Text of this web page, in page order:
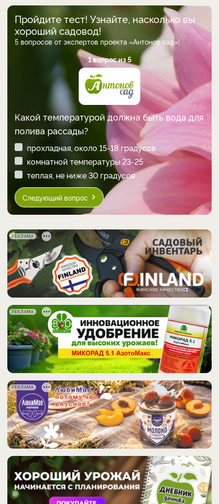
Пройдите тест! Узнайте, насколько вы
хороший садовод!
5 вопросов от экспертов проекта «Антонов сад»!
1 вопрос из 5
Какой температурой должна быть вода для
полива рассады?
прохладная, около 15-18 градусов
комнатной температуры 23-25
теплая, не ниже 30 градусов
Следующий вопрос
РЕКЛАМА
РЕКЛАМА
РЕКЛАМА